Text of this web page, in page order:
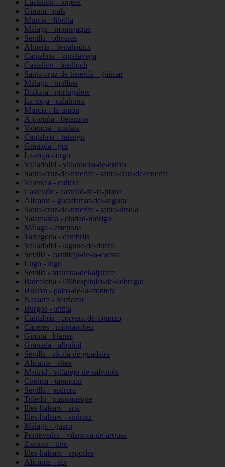
Castellón - orpesa
Girona - pals
Murcia - librilla
Málaga - montejaque
Sevilla - olivares
Almería - benahadux
Cantabria - torrelavega
Castellón - benlloch
Santa-cruz-de-tenerife - güímar
Málaga - mollina
Bizkaia - portugalete
La-rioja - calahorra
Murcia - la-unión
A-coruña - betanzos
Valencia - mislata
Cantabria - miengo
Granada - gor
La-rioja - tirgo
Valladolid - villanueva-de-duero
Santa-cruz-de-tenerife - santa-cruz-de-tenerife
Valencia - cullera
Castellón - castelló-de-la-plana
Alicante - guardamar-del-segura
Santa-cruz-de-tenerife - santa-úrsula
Salamanca - ciudad-rodrigo
Málaga - estepona
Tarragona - cambrils
Valladolid - laguna-de-duero
Sevilla - castilleja-de-la-cuesta
Lugo - lugo
Sevilla - mairena-del-aljarafe
Barcelona - l39hospitalet-de-llobregat
Huelva - palos-de-la-frontera
Navarra - berriozar
Burgos - lerma
Cantabria - corvera-de-toranzo
Cáceres - montánchez
Girona - blanes
Granada - albuñol
Sevilla - alcalá-de-guadaíra
Alicante - altea
Madrid - villarejo-de-salvanés
Cuenca - tarancón
Sevilla - pedrera
Toledo - manzaneque
Illes-balears - artà
Illes-balears - andratx
Málaga - guaro
Pontevedra - vilanova-de-arousa
Zamora - toro
Illes-balears - esporles
Alicante - elx